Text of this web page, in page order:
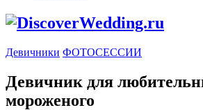
Девичники ФОТОСЕССИИ
Девичник для
мороженого